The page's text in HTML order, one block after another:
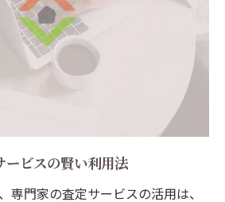
ービスの賢い利用法
専門家の査定サービスの活用は、